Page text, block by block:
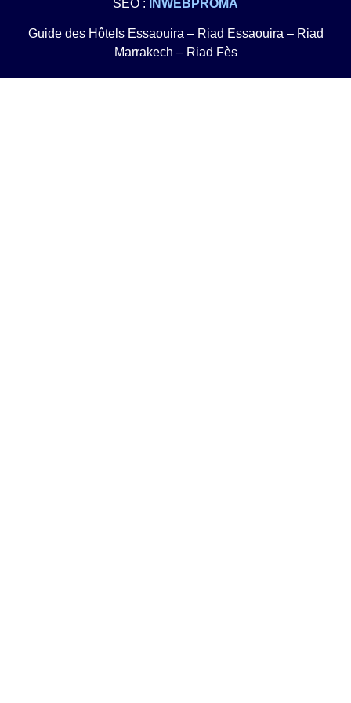
SEO :
INWEBPROMA
Guide des Hôtels Essaouira – Riad Essaouira – Riad
Marrakech – Riad Fès